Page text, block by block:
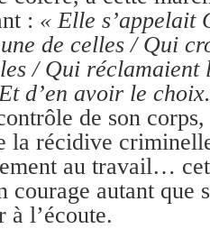
: « Elle s’appelait
de celles / Qui
/ Qui réclamaient
d’en avoir le
de son
la récidive
au travail…
courage autant que
à l’écoute.